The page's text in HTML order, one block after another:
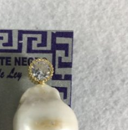
JOYAS METEORITOS
PRODUCTOS DE
CONSUMO